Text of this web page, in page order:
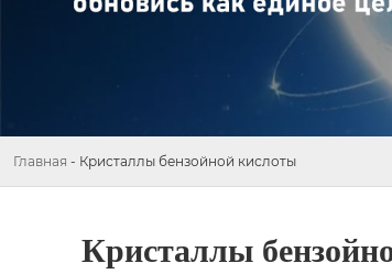
Главная - Кристаллы бензойной кислоты
Кристаллы